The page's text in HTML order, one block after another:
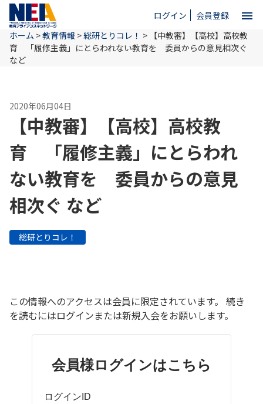
ログイン 会員登録 menu
close
NEAとは
教育情報
お問い合わせ
ホーム >教育情報 >総研とりコレ！ > 【中教審】【高校】高校教
育 「履修主義」にとらわれない教育を 委員からの意見相次ぐ
など
2020年06月04日
【中教審】【高校】高校教
育 「履修主義」にとらわれ
ない教育を 委員からの意見
相次ぐ など
総研とりコレ！
この情報へのアクセスは会員に限定されています。 続き
を読むにはログインまたは新規入会をお願いします。
会員様ログインはこちら
ログインID